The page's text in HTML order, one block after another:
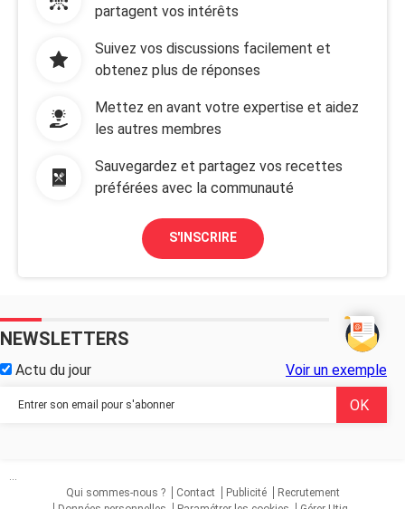
partagent vos intérêts
Suivez vos discussions facilement et
obtenez plus de réponses
Mettez en avant votre expertise et aidez
les autres membres
Sauvegardez et partagez vos recettes
préférées avec la communauté
S'INSCRIRE
NEWSLETTERS
Actu du jour Voir un exemple
...
Qui sommes-nous ?
Contact Publicité
Recrutement